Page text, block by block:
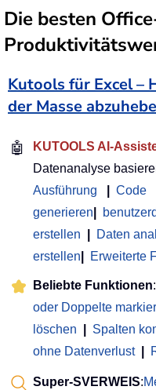
Die besten
Kutools für Excel –
der Masse
🤖 KUTOOLS AI-
Datenanalyse
Ausführung
Code
generieren
erstellen
Daten
erstellen
Erweiterte
Beliebte Funktionen:
oder Doppelte
löschen
Spalten
ohne Datenverlust
Super-SVERWEIS: